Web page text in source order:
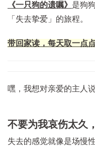
《一只狗的遗嘱》 是狗
「失去挚爱」的旅程。
带回家读，每天取一点
嘿，我想对亲爱的主人
不要为我哀伤太久
失去的感觉就像是场慢